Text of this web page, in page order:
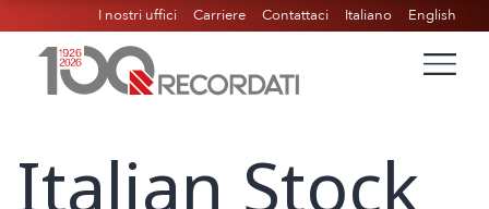
I nostri uffici Carriere Contattaci Italiano English